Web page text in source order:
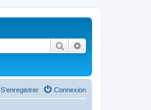
Rechercher
Connexion
S’enregistrer